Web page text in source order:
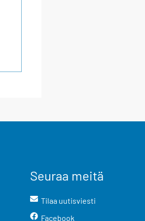
Seuraa meitä
Tilaa uutisviesti
Facebook